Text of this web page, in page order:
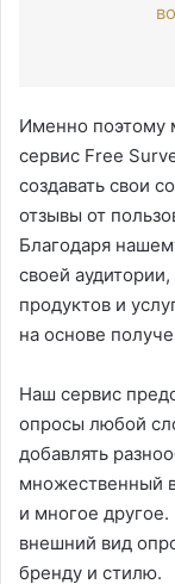
Именно поэтому
сервис Free
создавать свои
отзывы от
Благодаря
своей
продуктов и
на основе
Наш сервис
опросы любой
добавлять
множественный
и многое
внешний вид
бренду и стилю.